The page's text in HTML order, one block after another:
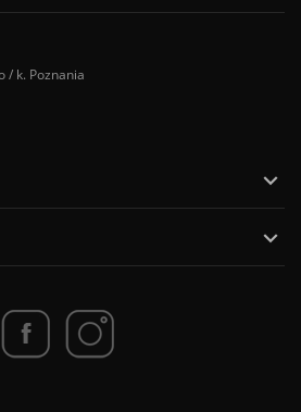
/ k. Poznania

